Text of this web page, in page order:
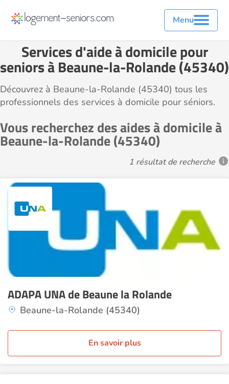
Menu
Services d'aide à domicile pour
seniors à Beaune-la-Rolande (45340)
Découvrez à Beaune-la-Rolande (45340) tous les
professionnels des services à domicile pour séniors.
Vous recherchez des aides à domicile à
Beaune-la-Rolande (45340)
1 résultat de recherche
ADAPA UNA de Beaune la Rolande
Beaune-la-Rolande (45340)
En savoir plus